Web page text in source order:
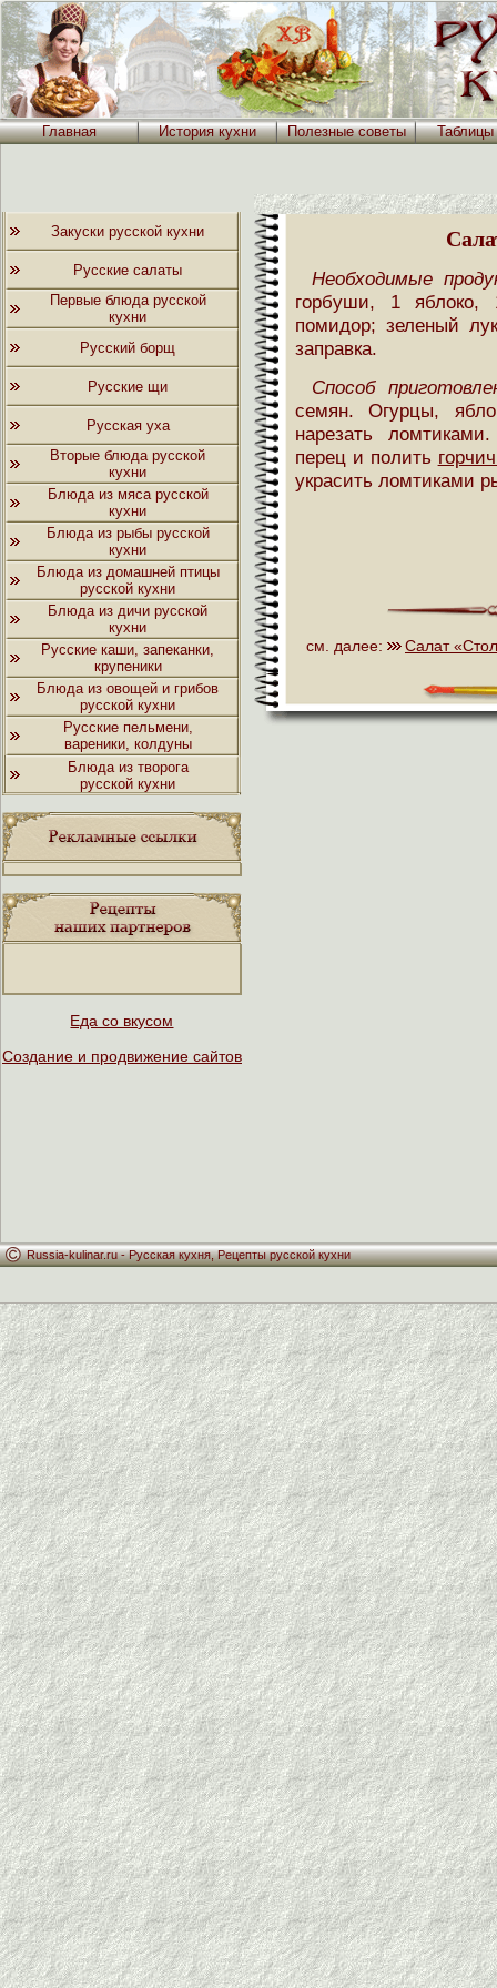
Главная История кухни Полезные советы
Закуски русской кухни
Русские салаты
Первые блюда русской
кухни
Русский борщ
Русские щи
Русская уха
Вторые блюда русской
кухни
Блюда из мяса русской
кухни
Блюда из рыбы русской
кухни
Блюда из домашней птицы
русской кухни
Блюда из дичи русской
кухни
Русские каши, запеканки,
крупеники
Блюда из овощей и грибов
русской кухни
Русские пельмени,
вареники, колдуны
Блюда из творога
русской кухни
Еда со вкусом
Создание и продвижение сайтов
Необходимые
горбуши, 1
помидор; зеленый
заправка.
Способ
семян. Огурцы,
нарезать
перец и полить
украсить ломтиками
см. далее: Салат
Russia-kulinar.ru -Русская кухня,Рецепты русской кухни